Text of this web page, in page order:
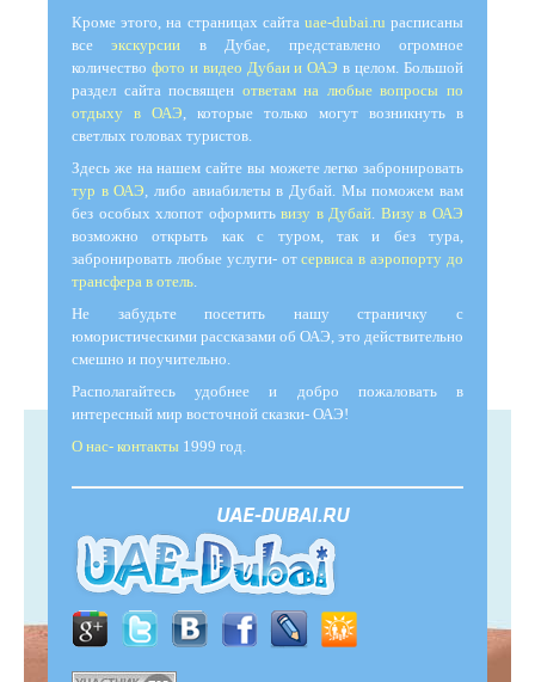
Кроме этого, на страницах сайта uae-dubai.ru расписаны
всеэкскурсии в Дубае, представлено огромное
количество фото и видео Дубаи и ОАЭ в целом. Большой
раздел сайта посвящен ответам на любые вопросы по
отдыху в ОАЭ , которые только могут возникнуть в
светлых головах туристов.
Здесь же на нашем сайте вы можете легко забронировать
тур в ОАЭ , либо авиабилеты в Дубай. Мы поможем вам
без особых хлопот оформитьвизу в Дубай Визу в ОАЭ
возможно открыть как с туром, так и без тура,
забронировать любые услуги- отсервиса в аэропорту до
трансфера в отель
Не забудьте посетить нашу страничку с
юмористическими рассказами об ОАЭ, это действительно
смешно и поучительно.
Располагайтесь удобнее и добро пожаловать в
интересный мир восточной сказки- ОАЭ!
О нас- контакты 1999 год.